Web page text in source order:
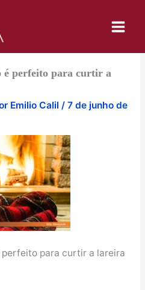
é perfeito para curtir a
Emilio Calil / 7 de junho de
perfeito para curtir a lareira